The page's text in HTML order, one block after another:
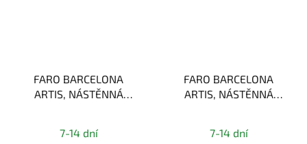
FARO BARCELONA
ARTIS, NÁSTĚNNÁ
7-14 dní
FARO BARCELONA
ARTIS, NÁSTĚNNÁ
7-14 dní